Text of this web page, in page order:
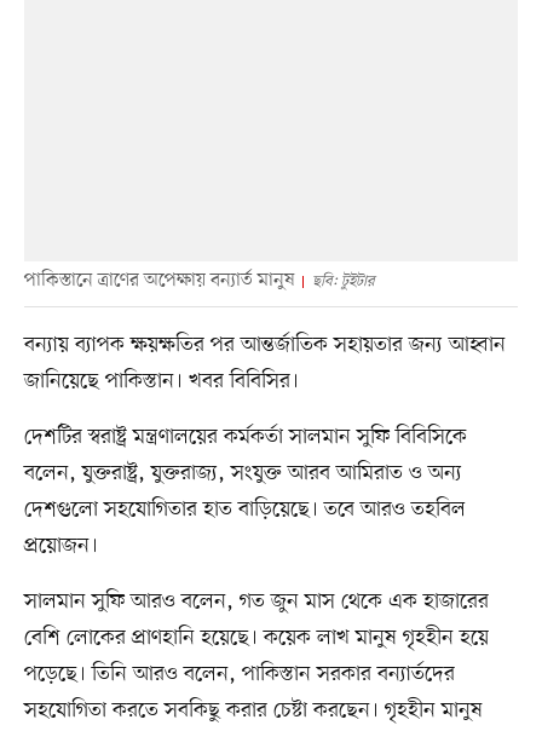
পাকিস্তানে ত্রাণের অপেক্ষায় বন্যার্ত মানুষ ছবি: টুইটার
বন্যায় ব্যাপক ক্ষয়ক্ষতির পর আন্তর্জাতিক সহায়তার জন্য আহ্বান
জানিয়েছে পাকিস্তান। খবর বিবিসির।
দেশটির স্বরাষ্ট্র মন্ত্রণালয়ের কর্মকর্তা সালমান সুফি বিবিসিকে
বলেন, যুক্তরাষ্ট্র, যুক্তরাজ্য, সংযুক্ত আরব আমিরাত ও অন্য
দেশগুলো সহযোগিতার হাত বাড়িয়েছে। তবে আরও তহবিল
প্রয়োজন।
সালমান সুফি আরও বলেন, গত জুন মাস থেকে এক হাজারের
বেশি লোকের প্রাণহানি হয়েছে। কয়েক লাখ মানুষ গৃহহীন হয়ে
পড়েছে। তিনি আরও বলেন, পাকিস্তান সরকার বন্যার্তদের
সহযোগিতা করতে সবকিছু করার চেষ্টা করছেন। গৃহহীন মানুষ